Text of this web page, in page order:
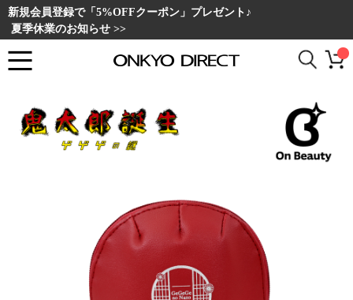
新規会員登録で「5%OFFクーポン」プレゼント♪
夏季休業のお知らせ >>